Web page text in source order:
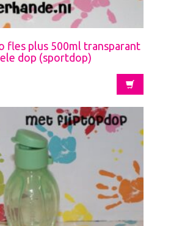
fles plus 500ml transparant
dop (sportdop)